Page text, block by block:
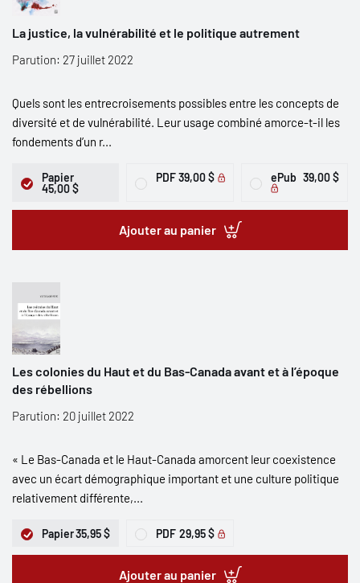
La justice, la vulnérabilité et le politique autrement
Parution: 27 juillet 2022
Quels sont les entrecroisements possibles entre les concepts de
diversité et de vulnérabilité. Leur usage combiné amorce-t-il les
fondements d’un r...
Papier
45,00 $
PDF 39,00 $ ePub 39,00 $
Ajouter au panier
Les colonies du Haut et du Bas-Canada avant et à l’époque
des rébellions
Parution: 20 juillet 2022
« Le Bas-Canada et le Haut-Canada amorcent leur coexistence
avec un écart démographique important et une culture politique
relativement différente,...
Papier35,95 $ PDF 29,95 $
Ajouter au panier